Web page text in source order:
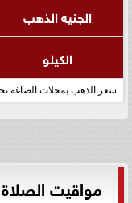
الجنيه الذهب
الكيلو
سعر الذهب بمحلات الصاغة
مواقيت الصلاة